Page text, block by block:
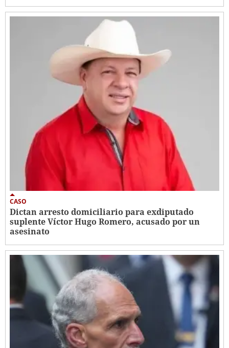
CASO
Dictan arresto domiciliario para exdiputado
suplente Víctor Hugo Romero, acusado por un
asesinato